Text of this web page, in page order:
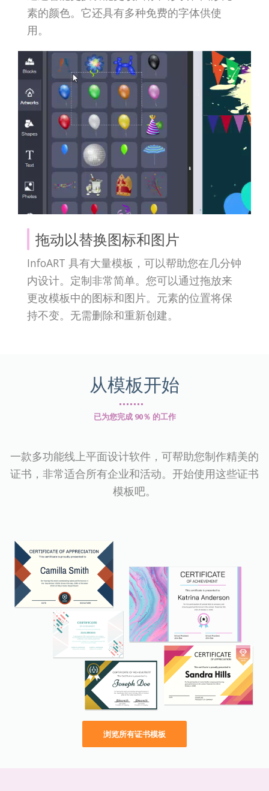
素的颜色。它还具有多种免费的字体供使
用。
拖动以替换图标和图片
InfoART 具有大量模板，可以帮助您在几分钟
内设计。定制非常简单。您可以通过拖放来
更改模板中的图标和图片。元素的位置将保
持不变。无需删除和重新创建。
从模板开始
已为您完成 90％ 的工作
一款多功能线上平面设计软件，可帮助您制作精美的
证书，非常适合所有企业和活动。开始使用这些证书
模板吧。
浏览所有证书模板